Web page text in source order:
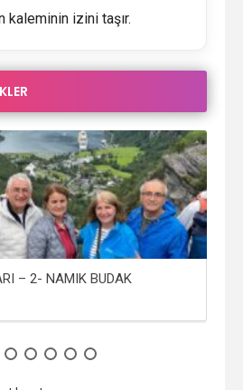
kaleminin izini taşır.
– 2- NAMIK BUDAK